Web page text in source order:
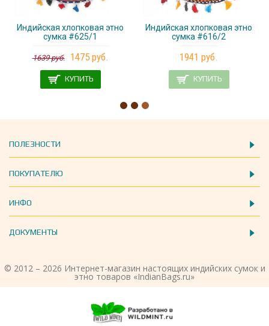
Индийская хлопковая этно
сумка #625/1
1639 руб. 1475 руб.
КУПИТЬ
Индийская хлопковая этно
сумка #616/2
1941 руб.
КУПИТЬ
ПОЛЕЗНОСТИ
ПОКУПАТЕЛЮ
ИНФО
ДОКУМЕНТЫ
© 2012 – 2026 Интернет-магазин настоящих индийских сумок и
этно товаров «IndianBags.ru»